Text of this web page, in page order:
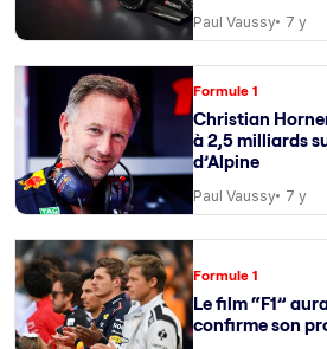
Paul Vaussy 7 y
Formule 1
Christian
à 2,5 milliards
d’Alpine
Paul Vaussy 7 y
Formule 1
Le film “F1”
confirme son